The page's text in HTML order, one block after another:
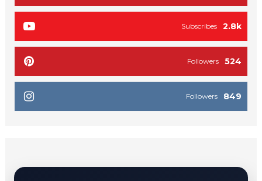
2.8k
Subscribes
524
Followers
849
Followers